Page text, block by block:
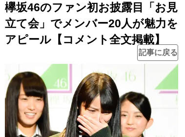
欅坂46のファン初お披露目「お見
立て会」でメンバー20人が魅力を
アピール【コメント全文掲載】
記事に戻る